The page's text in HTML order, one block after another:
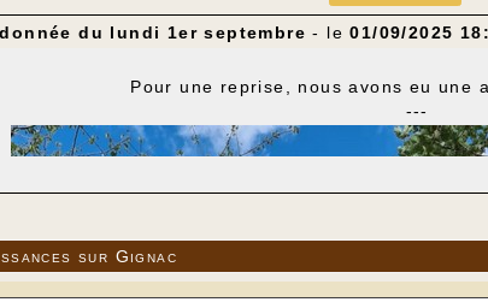
du lundi 1er septembre- le01/09/2025
Pour une reprise, nous avons eu une
---
sur Gignac